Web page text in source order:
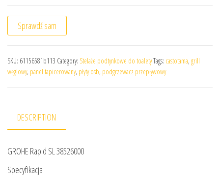
Sprawdź sam
SKU: 61156581b113 Category: Stelaże podtynkowe do toaletyTags: castotama, grill
węglowy, panel tapicerowany, płyty osb, podgrzewacz przepływowy
DESCRIPTION
GROHE Rapid SL 38526000
Specyfikacja